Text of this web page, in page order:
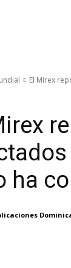
El Mirex
ha